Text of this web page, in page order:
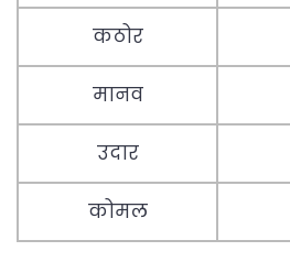
कठोर
मानव
उदार
कोमल